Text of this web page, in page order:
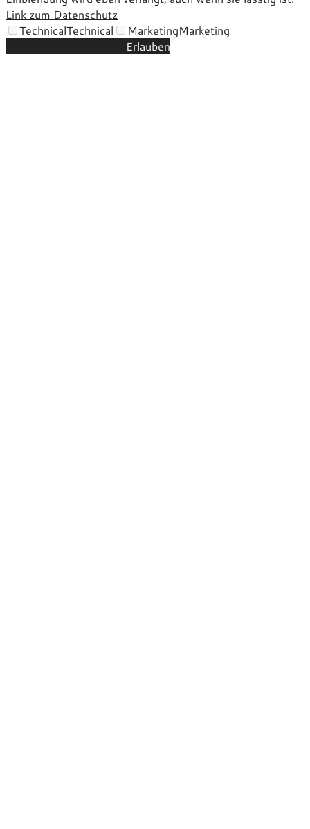
Link zum Datenschutz
TechnicalTechnical MarketingMarketing
Erlauben